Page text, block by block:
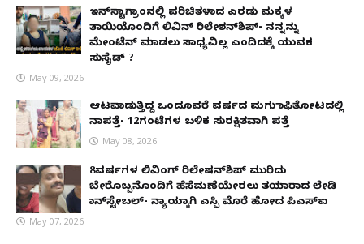
ಇನ್​ಸ್ಟಾಗ್ರಾಂನಲ್ಲಿ ಪರಿಚಿತಳಾದ ಎರಡು ಮಕ್ಕಳ
ತಾಯಿಯೊಂದಿಗೆ ಲಿವಿನ್ ರಿಲೇಶನ್​ಶಿಪ್- ನನ್ನನ್ನು
ಮೇಂಟೆನ್ ಮಾಡಲು ಸಾಧ್ಯವಿಲ್ಲ ಎಂದಿದಕ್ಕೆ ಯುವಕ
ಸುಸೈಡ್ ?
May 09, 2026
ಆಟವಾಡುತ್ತಿದ್ದ ಒಂದೂವರೆ ವರ್ಷದ ಮಗು ಕಾಫಿತೋಟದಲ್ಲಿ
ನಾಪತ್ತೆ- 12ಗಂಟೆಗಳ ಬಳಿಕ ಸುರಕ್ಷಿತವಾಗಿ ಪತ್ತೆ
May 08, 2026
8ವರ್ಷಗಳ ಲಿವಿಂಗ್‌ ರಿಲೇಷನ್‌ಶಿಪ್ ಮುರಿದು
ಬೇರೊಬ್ಬನೊಂದಿಗೆ ಹೆಸೆಮಣೆಯೇರಲು ತಯಾರಾದ ಲೇಡಿ
ಕಾನ್‌ಸ್ಟೇಬಲ್- ನ್ಯಾಯಕ್ಕಾಗಿ ಎಸ್ಪಿ ಮೊರೆ ಹೋದ ಪಿಎಸ್ಐ
May 07, 2026